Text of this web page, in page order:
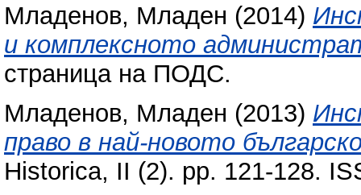
Младенов, Младен (2014)
и комплексното
страница на ПОДС.
Младенов, Младен (2013)
право в най-новото
Historica, II (2). pp. 121-128.